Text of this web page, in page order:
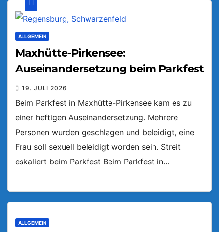
ALLGEMEIN
Maxhütte-Pirkensee:
Auseinandersetzung beim Parkfest
19. JULI 2026
Beim Parkfest in Maxhütte-Pirkensee kam es zu
einer heftigen Auseinandersetzung. Mehrere
Personen wurden geschlagen und beleidigt, eine
Frau soll sexuell beleidigt worden sein. Streit
eskaliert beim Parkfest Beim Parkfest in…
ALLGEMEIN